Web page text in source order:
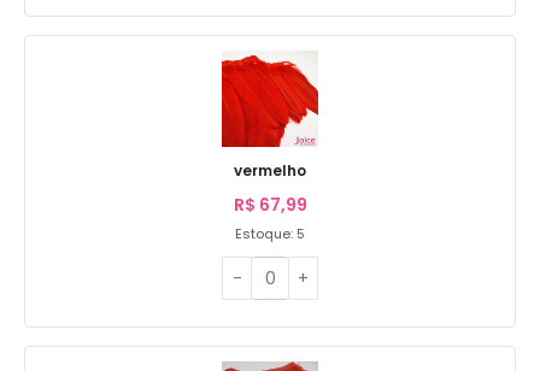
vermelho
R$ 67,99
Estoque: 5